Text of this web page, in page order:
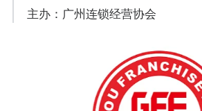
主办：广州连锁经营协会